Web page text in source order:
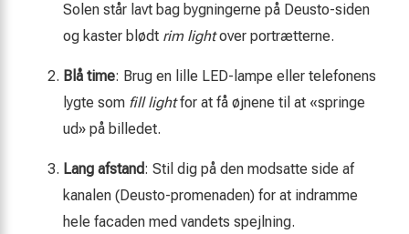
Solen står lavt bag bygningerne på Deusto-siden
og kaster blødt rim lightover portrætterne.
Blå time: Brug en lille LED-lampe eller telefonens
lygte som fill lightfor at få øjnene til at «springe
ud» på billedet.
Lang afstand: Stil dig på den modsatte side af
kanalen (Deusto-promenaden) for at indramme
hele facaden med vandets spejlning.